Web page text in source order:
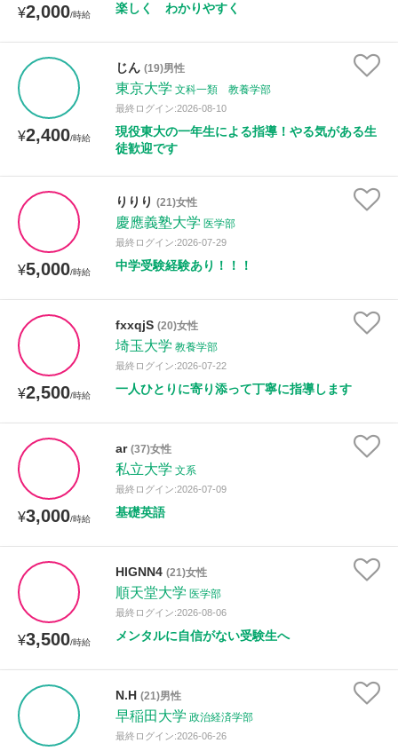
¥2,000/時給 楽しく わかりやすく
¥2,400/時給
じん (19)男性
東京大学 文科一類 教養学部
最終ログイン:2026-08-10
現役東大の一年生による指導！やる気がある生
徒歓迎です
¥5,000/時給
りりり (21)女性
慶應義塾大学 医学部
最終ログイン:2026-07-29
中学受験経験あり！！！
¥2,500/時給
fxxqjS (20)女性
埼玉大学 教養学部
最終ログイン:2026-07-22
一人ひとりに寄り添って丁寧に指導します
¥3,000/時給
ar (37)女性
私立大学 文系
最終ログイン:2026-07-09
基礎英語
¥3,500/時給
HlGNN4 (21)女性
順天堂大学 医学部
最終ログイン:2026-08-06
メンタルに自信がない受験生へ
N.H (21)男性
早稲田大学 政治経済学部
最終ログイン:2026-06-26